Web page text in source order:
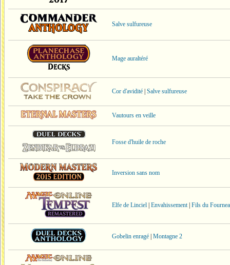
Salve sulfureuse
Mage auraltéré
Cor d'avidité Salve sulfureuse
Vautours en veille
Fosse d'huile de roche
Inversion sans nom
Elfe de Linciel Envahissement| Fils du
Gobelin enragé Montagne 2